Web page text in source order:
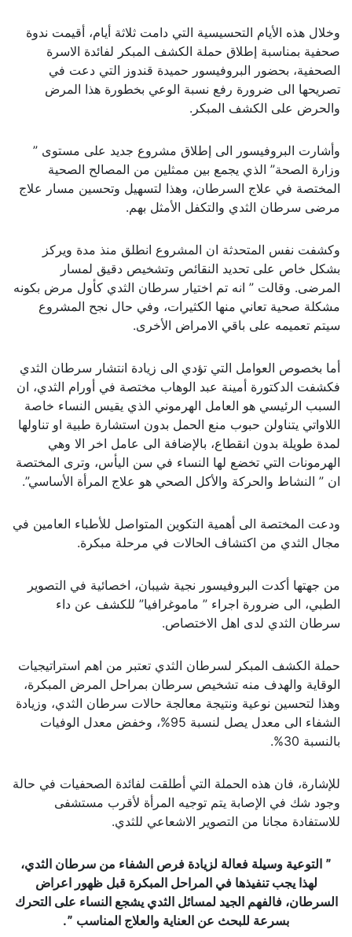
وخلال هذه الأيام التحسيسية التي دامت ثلاثة أيام، أقيمت ندوة
صحفية بمناسبة إطلاق حملة الكشف المبكر لفائدة الاسرة
الصحفية، بحضور البروفيسور حميدة قندوز التي دعت في
تصريحها الى ضرورة رفع نسبة الوعي بخطورة هذا المرض
والحرض على الكشف المبكر.
وأشارت البروفيسور الى إطلاق مشروع جديد على مستوى ”
وزارة الصحة” الذي يجمع بين ممثلين من المصالح الصحية
المختصة في علاج السرطان، وهذا لتسهيل وتحسين مسار علاج
مرضى سرطان الثدي والتكفل الأمثل بهم.
وكشفت نفس المتحدثة ان المشروع انطلق منذ مدة ويركز
بشكل خاص على تحديد النقائص وتشخيص دقيق لمسار
المرضى. وقالت ” انه تم اختيار سرطان الثدي كأول مرض بكونه
مشكلة صحية تعاني منها الكثيرات، وفي حال نجح المشروع
سيتم تعميمه على باقي الامراض الأخرى.
أما بخصوص العوامل التي تؤدي الى زيادة انتشار سرطان الثدي
فكشفت الدكتورة أمينة عبد الوهاب مختصة في أورام الثدي، ان
السبب الرئيسي هو العامل الهرموني الذي يقيس النساء خاصة
اللاواتي يتناولن حبوب منع الحمل بدون استشارة طبية او تناولها
لمدة طويلة بدون انقطاع، بالإضافة الى عامل اخر الا وهي
الهرمونات التي تخضع لها النساء في سن اليأس، وترى المختصة
ان ” النشاط والحركة والأكل الصحي هو علاج المرأة الأساسي”.
ودعت المختصة الى أهمية التكوين المتواصل للأطباء العامين في
مجال الثدي من اكتشاف الحالات في مرحلة مبكرة.
من جهتها أكدت البروفيسور نجية شيبان، اخصائية في التصوير
الطبي، الى ضرورة اجراء ” ماموغرافيا” للكشف عن داء
سرطان الثدي لدى اهل الاختصاص.
حملة الكشف المبكر لسرطان الثدي تعتبر من اهم استراتيجيات
الوقاية والهدف منه تشخيص سرطان بمراحل المرض المبكرة،
وهذا لتحسين نوعية ونتيجة معالجة حالات سرطان الثدي، وزيادة
الشفاء الى معدل يصل لنسبة 95%، وخفض معدل الوفيات
بالنسبة 30%.
للإشارة، فان هذه الحملة التي أطلقت لفائدة الصحفيات في حالة
وجود شك في الإصابة يتم توجيه المرأة لأقرب مستشفى
للاستفادة مجانا من التصوير الاشعاعي للثدي.
ˮ التوعية
وسيلة فعالة لزيادة فرص الشفاء من سرطان الثدي،
لهذا يجب تنفيذها في المراحل المبكرة قبل ظهور اعراض
السرطان، فالفهم الجيد لمسائل الثدي يشجع النساء على التحرك
بسرعة للبحث عن العناية والعلاج المناسب ˮ
.